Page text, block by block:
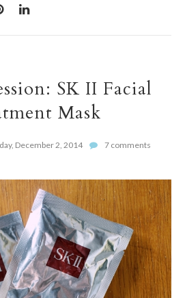
SK II Facial
Mask
December 2, 2014 7 comments